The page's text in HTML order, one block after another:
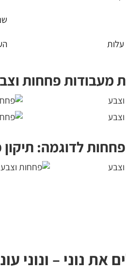
עלות
מעבודות פחחות
פחחות לדוגמה:
את נוני – ונוני